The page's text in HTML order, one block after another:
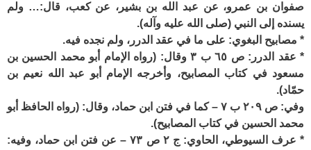
صفوان بن عمرو، عن عبد الله بن بشير، عن كعب، قال:… ولم
يسنده إلى النبي (صلى الله عليه وآله).
* مصابيح البغوي: على ما في عقد الدرر، ولم نجده فيه.
* عقد الدرر: ص ٦٥ ب ٣ وقال: (رواه الإمام أبو محمد الحسين بن
مسعود في كتاب المصابيح، وأخرجه الإمام أبو عبد الله نعيم بن
حمّاد).
وفي: ص ٢٠٩ ب ٧ – كما في فتن ابن حماد، وقال: (رواه الحافظ أبو
محمد الحسين في كتاب المصابيح).
* عرف السيوطي، الحاوي: ج ٢ ص ٧٣ – عن فتن ابن حماد، وفيه: